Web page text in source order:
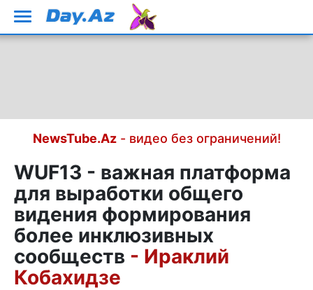
NewsTube.Az- видео без ограничений!
WUF13 - важная платформа
для выработки общего
видения формирования
более инклюзивных
сообществ - Ираклий
Кобахидзе